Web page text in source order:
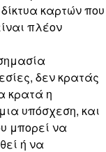
καρτών που
πλέον
δεν κρατάς
κρατά η
υπόσχεση, και
μπορεί να
ή να